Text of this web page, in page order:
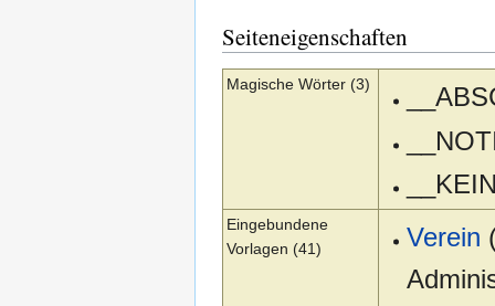
Seiteneigenschaften
Magische Wörter (3)
Eingebundene
Vorlagen (41)
Verein